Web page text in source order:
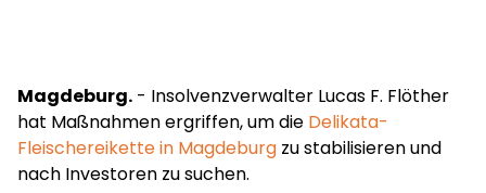
Magdeburg. - Insolvenzverwalter Lucas F. Flöther
hat Maßnahmen ergriffen, um die Delikata-
Fleischereikette in Magdeburg zu stabilisieren und
nach Investoren zu suchen.